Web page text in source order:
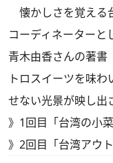
懐かしさを覚える
コーディネーターと
青木由香さんの著書
トロスイーツを味
せない光景が映し出
》 1回目「台湾の小
》 2回目「台湾アウ